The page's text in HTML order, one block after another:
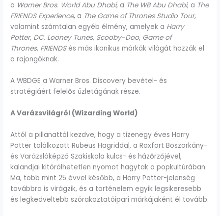
a Warner Bros. World Abu Dhabi, a The WB Abu Dhabi, a The
FRIENDS Experience, a The Game of Thrones Studio Tour,
valamint számtalan egyéb élmény, amelyek a Harry
Potter, DC, Looney Tunes, Scooby-Doo, Game of
Thrones, FRIENDSés más ikonikus márkák világát hozzák el
a rajongóknak.
A WBDGE a Warner Bros. Discovery bevétel- és
stratégiáért felelős üzletágának része.
A Varázsvilágról (Wizarding World)
Attól a pillanattól kezdve, hogy a tizenegy éves Harry
Potter találkozott Rubeus Hagriddal, a Roxfort Boszorkány-
és Varázslóképző Szakiskola kulcs- és házőrzőjével,
kalandjai kitörölhetetlen nyomot hagytak a popkultúrában.
Ma, több mint 25 évvel később, a Harry Potter-jelenség
továbbra is virágzik, és a történelem egyik legsikeresebb
és legkedveltebb szórakoztatóipari márkájaként él tovább.